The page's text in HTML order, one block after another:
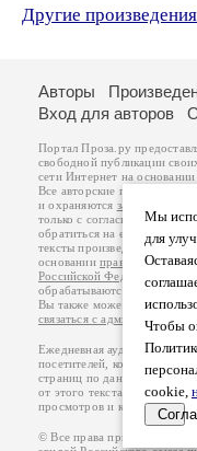
Другие
Мы
для
Чтобы
cookie,
Авторы
Вход для авторов
Портал Проза.ру
свободной публикации
сети Интернет на
Все авторские права на
и охраняются законом
.
только с согласия его
обратиться на его
тексты произведений авторы
основанииправил
Российской Федерации
обрабатываются на
Вы также можете
связаться с администрацией
Ежедневная аудитория
посетителей, которые в
страниц по данным
от этого текста. В каждой
просмотров и количество
© Все права принадлежат